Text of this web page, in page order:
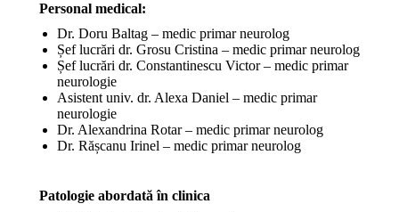
Personal medical:
Dr. Doru Baltag – medic primar neurolog
Șef lucrări dr. Grosu Cristina – medic primar neurolog
Șef lucrări dr. Constantinescu Victor – medic primar
neurologie
Asistent univ. dr. Alexa Daniel – medic primar
neurologie
Dr. Alexandrina Rotar – medic primar neurolog
Dr. Rășcanu Irinel – medic primar neurolog
Patologie abordată în clinica